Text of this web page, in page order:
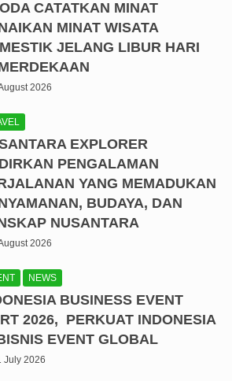
CATATKAN MINAT
MINAT WISATA
JELANG LIBUR HARI
2026
EXPLORER
PENGALAMAN
YANG MEMADUKAN
BUDAYA, DAN
NUSANTARA
2026
NEWS
BUSINESS EVENT
2026, PERKUAT INDONESIA
EVENT GLOBAL
July 2026